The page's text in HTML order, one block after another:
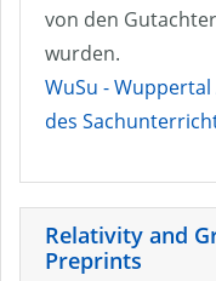
von den
wurden.
WuSu -
des
Relativity and
Preprints